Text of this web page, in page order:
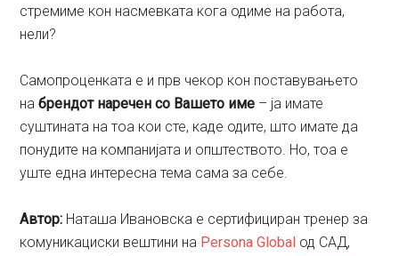
стремиме кон насмевката кога одиме на работа,
нели?
Самопроценката е и прв чекор кон поставувањето
набрендот наречен со Вашето име – ја имате
суштината на тоа кои сте, каде одите, што имате да
понудите на компанијата и општеството. Но, тоа е
уште една интересна тема сама за себе.
Aвтор: Наташа Ивановска e сертифициран тренер за
комуникациски вештини на Persona Global од САД,